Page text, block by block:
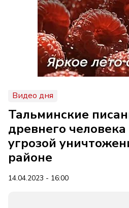
Видео дня
Тальминские
древнего
угрозой
районе
14.04.2023 - 16:00